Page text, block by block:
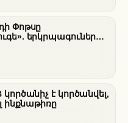
Փոթսը
երկրպագուների
ռազմավարությունը
կործանիչ է կործանվել,
ինքնաթիռը